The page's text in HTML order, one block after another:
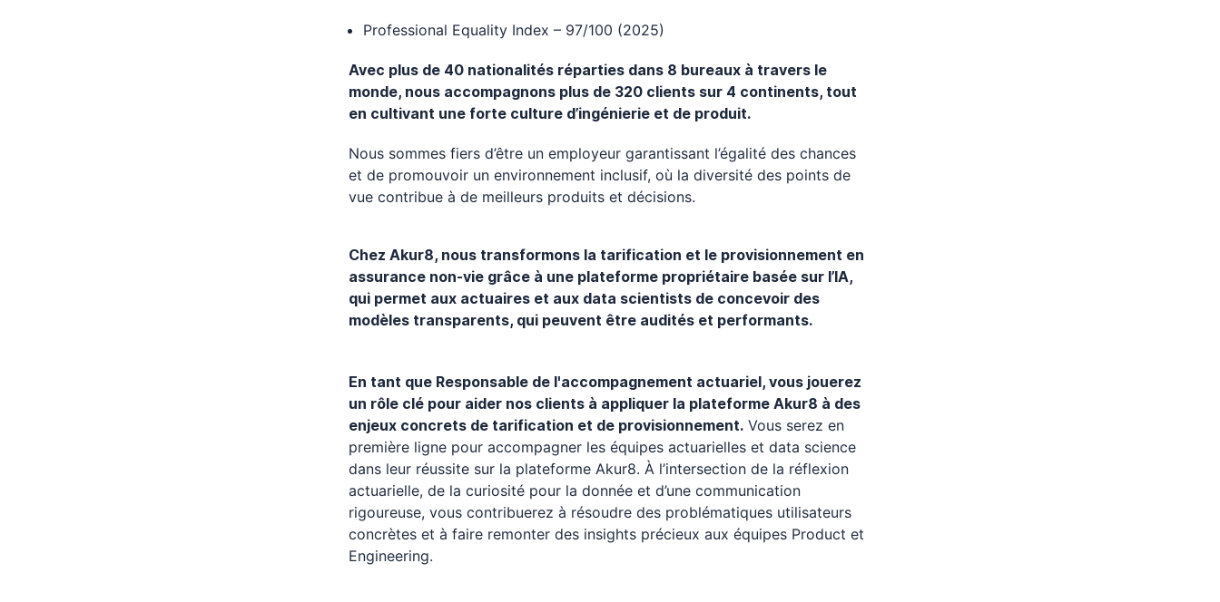
Professional Equality Index – 97/100 (2025)
Avec plus de 40 nationalités réparties dans 8 bureaux à travers le
monde, nous accompagnons plus de 320 clients sur 4 continents, tout
en cultivant une forte culture d’ingénierie et de produit.
Nous sommes fiers d’être un employeur garantissant l’égalité des chances
et de promouvoir un environnement inclusif, où la diversité des points de
vue contribue à de meilleurs produits et décisions.
Chez Akur8, nous transformons la tarification et le provisionnement en
assurance non-vie grâce à une plateforme propriétaire basée sur l’IA,
qui permet aux actuaires et aux data scientists de concevoir des
modèles transparents, qui peuvent être audités et performants.
En tant que Responsable de l'accompagnement actuariel, vous jouerez
un rôle clé pour aider nos clients à appliquer la plateforme Akur8 à des
enjeux concrets de tarification et de provisionnement. Vous serez en
première ligne pour accompagner les équipes actuarielles et data science
dans leur réussite sur la plateforme Akur8. À l’intersection de la réflexion
actuarielle, de la curiosité pour la donnée et d’une communication
rigoureuse, vous contribuerez à résoudre des problématiques utilisateurs
concrètes et à faire remonter des insights précieux aux équipes Product et
Engineering.